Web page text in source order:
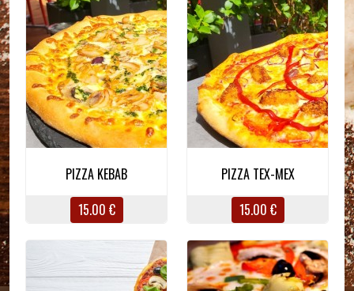
PIZZA KEBAB
15.00 €
PIZZA TEX-MEX
15.00 €